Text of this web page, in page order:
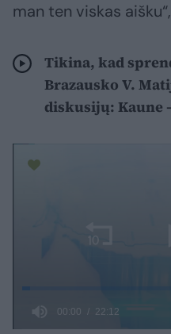
man ten viskas
Tikina, kad
Brazausko V.
diskusijų: Kaune